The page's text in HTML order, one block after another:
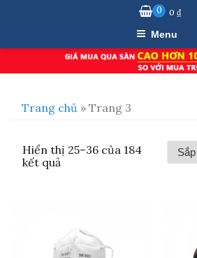
0 0₫
Menu
Trang chủ » Trang 3
Hiển thị 25–36 của 184
kết quả
phổ
biến